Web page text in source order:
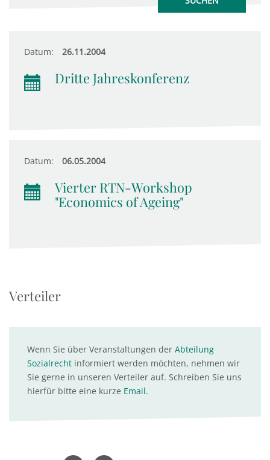
Datum: 26.11.2004
Dritte Jahreskonferenz
Datum: 06.05.2004
Vierter RTN-Workshop
"Economics of Ageing"
Verteiler
Wenn Sie über Veranstaltungen der Abteilung
Sozialrecht informiert werden möchten, nehmen wir
Sie gerne in unseren Verteiler auf. Schreiben Sie uns
hierfür bitte eine kurze Email.